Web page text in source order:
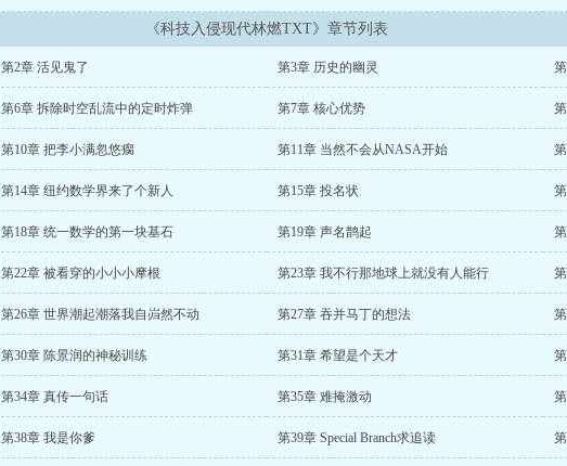
《科技入侵现代林燃TXT》章节列表
第2章 活见鬼了 第3章 历史的幽灵
第6章 拆除时空乱流中的定时炸弹 第7章 核心优势
第10章 把李小满忽悠瘸 第11章 当然不会从NASA开始
第14章 纽约数学界来了个新人 第15章 投名状
第18章 统一数学的第一块基石 第19章 声名鹊起
第22章 被看穿的小小小摩根 第23章 我不行那地球上就没有人能行
第26章 世界潮起潮落我自岿然不动 第27章 吞并马丁的想法
第30章 陈景润的神秘训练 第31章 希望是个天才
第34章 真传一句话 第35章 难掩激动
第38章 我是你爹 第39章 Special Branch求追读